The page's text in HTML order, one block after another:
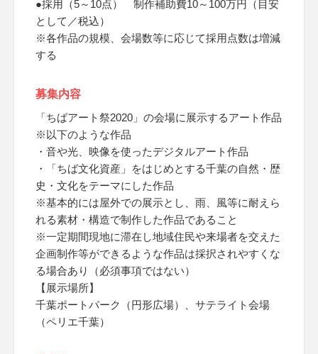
●採用（5～10点） 制作補助費10～100万円（目安
として／税込）
※各作品の規模、会場数等に応じて採用点数は増減
する
募集内容
「ちばアート祭2020」の会場に展示するアート作品
※以下のような作品
・音や光、映像を使ったデジタルアート作品
・「ちば文化資産」をはじめとする千葉の自然・歴
史・文化をテーマにした作品
※基本的には屋外での展示とし、雨、風等に耐えら
れる素材・構造で制作した作品であること
※一定期間現地に滞在し地域住民や来場者を交えた
企画制作等ができるような作品は採択されやすくな
る場合あり（必須事項ではない）
【展示場所】
千葉ポートパーク（円形広場）、サテライト会場
（ペリエ千葉）